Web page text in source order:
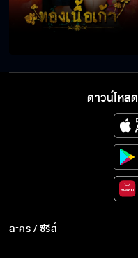
ดาวน์โหลด
ละคร / ซีรีส์
ละคร/ซีรีส์